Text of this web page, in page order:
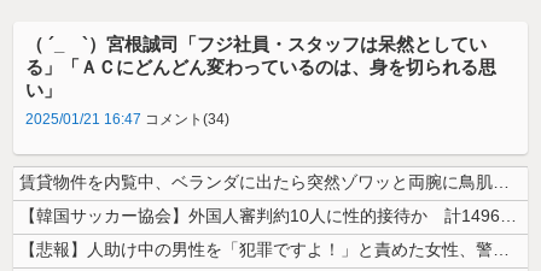
（ ´_ゝ`）宮根誠司「フジ社員・スタッフは呆然としてい
る」「ＡＣにどんどん変わっているのは、身を切られる思
い」
2025/01/21 16:47 コメント(34)
賃貸物件を内覧中、ベランダに出たら突然ゾワッと両腕に鳥肌が出た。「やっ...
【韓国サッカー協会】外国人審判約10人に性的接待か 計1496回、約2...
【悲報】人助け中の男性を「犯罪ですよ！」と責めた女性、警察が来た瞬間逃...